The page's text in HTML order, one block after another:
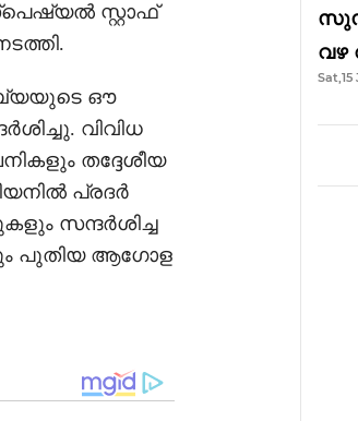
സ്റ്റാഫ്
ഔ
വിവിധ
തദ്ദേശീയ
പ്രദർ
സന്ദർശിച്ച
പുതിയ ആഗോള
വഴ
Sat,15